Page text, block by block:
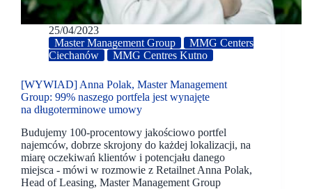
25/04/2023
Master Management Group
MMG Centers
Ciechanów
MMG Centres Kutno
[WYWIAD] Anna Polak, Master Management
Group: 99% naszego portfela jest wynajęte
na długoterminowe umowy
Budujemy 100-procentowy jakościowo portfel
najemców, dobrze skrojony do każdej lokalizacji, na
miarę oczekiwań klientów i potencjału danego
miejsca - mówi w rozmowie z Retailnet Anna Polak,
Head of Leasing, Master Management Group